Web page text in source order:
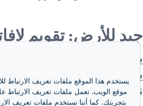
جيد للأرض: تقويم لافاتزا
يجعل العدسة المكبرة أقرب
نزيهة، تم إنجازها بفضلستة
يستخدم هذا الموقع ملفات تعريف الارتباط
موقع الويب. تعمل ملفات تعريف الارتباط
بتجربتك. كما أننا نستخدم ملفات تعريف